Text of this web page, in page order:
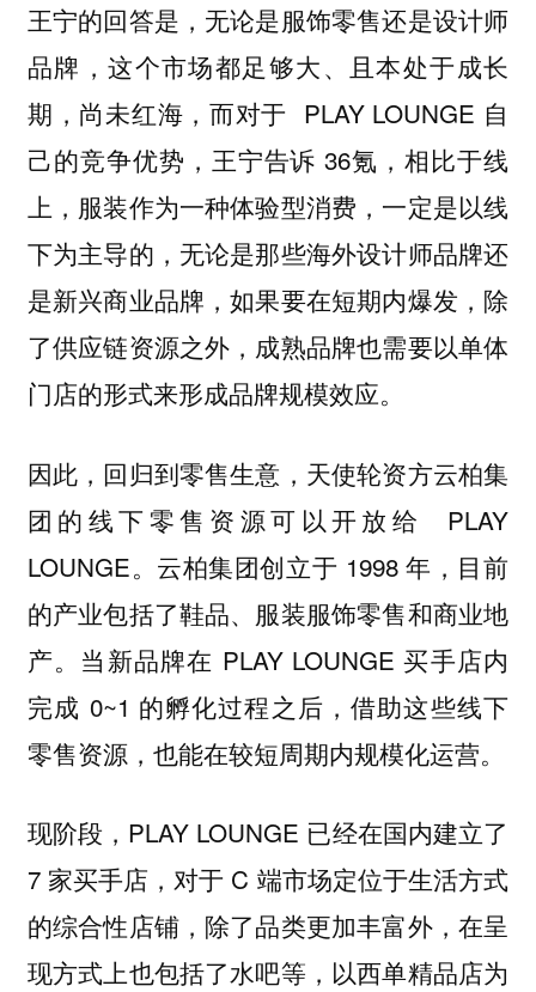
王宁的回答是，无论是服饰零售还是设计师
品牌，这个市场都足够大、且本处于成长
期，尚未红海， 而对于 PLAY LOUNGE 自
己的竞争优势，王宁告诉 36氪，相比于线
上，服装作为一种体验型消费，一定是以线
下为主导的，无论是那些海外设计师品牌还
是新兴商业品牌，如果要在短期内爆发，除
了供应链资源之外，成熟品牌也需要以单体
门店的形式来形成品牌规模效应。
因此，回归到零售生意，天使轮资方云柏集
团的线下零售资源可以开放给 PLAY
LOUNGE。 云柏集团创立于 1998 年，目前
的产业包括了鞋品、服装服饰零售和商业地
产。当新品牌在 PLAY LOUNGE 买手店内
完成 0~1 的孵化过程之后，借助这些线下
零售资源，也能在较短周期内规模化运营。
现阶段，PLAY LOUNGE 已经在国内建立了
7 家买手店，对于 C 端市场定位于生活方式
的综合性店铺，除了品类更加丰富外，在呈
现方式上也包括了水吧等，以西单精品店为